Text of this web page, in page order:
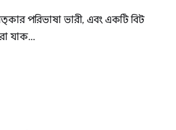
পরিভাষা ভারী, এবং একটি বিট
যাক…